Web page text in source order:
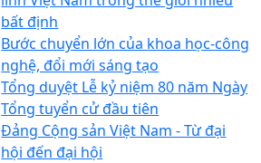
bất định
Bước chuyển lớn của khoa học-công
nghệ, đổi mới sáng tạo
Tổng duyệt Lễ kỷ niệm 80 năm Ngày
Tổng tuyển cử đầu tiên
Đảng Cộng sản Việt Nam - Từ đại
hội đến đại hội